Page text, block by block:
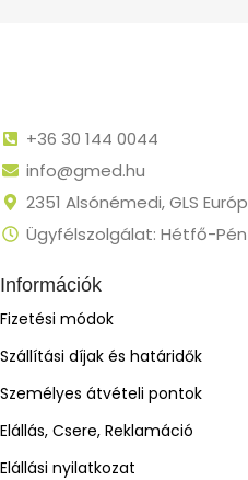
+36 30 144 0044
info@gmed.hu
2351 Alsónémedi, GLS
Ügyfélszolgálat: Hétfő-
Információk
Fizetési módok
Szállítási díjak és határidők
Személyes átvételi pontok
Elállás, Csere, Reklamáció
Elállási nyilatkozat